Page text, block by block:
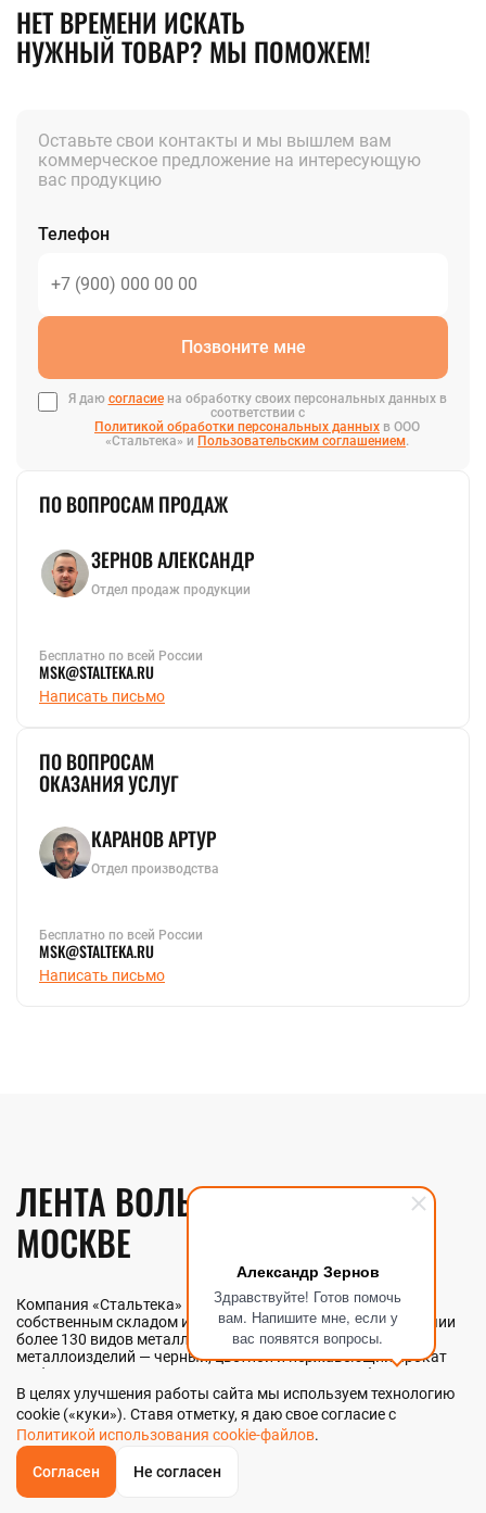
Александр Зернов
Здравствуйте! Готов помочь
вам. Напишите мне, если у
вас появятся вопросы.
ОБРАТНЫЙЗВОНОК
НЕТ ВРЕМЕНИ ИСКАТЬ
НУЖНЫЙ ТОВАР? МЫ ПОМОЖЕМ!
Оставьте свои контакты и мы вышлем вам
коммерческое предложение на интересующую
вас продукцию
Телефон
Позвоните мне
Я даю согласиена обработку своих персональных данных в
соответствии с
Политикой обработки персональных данных в ООО
«Стальтека» и Пользовательским соглашением.
ПО ВОПРОСАМ ПРОДАЖ
ЗЕРНОВ АЛЕКСАНДР
Отдел продаж продукции
Бесплатно по всей России
MSK@STALTEKA.RU
Написать письмо
ПО ВОПРОСАМ
ОКАЗАНИЯ УСЛУГ
КАРАНОВ АРТУР
Отдел производства
Бесплатно по всей России
MSK@STALTEKA.RU
Написать письмо
ЛЕНТА ВОЛЬФРАМОВАЯ В
МОСКВЕ
Компания «Стальтека» — поставщик металлопроката с
собственным складом и производством в Москве. В наличии
более 130 видов металлопроката и 70 наименований
металлоизделий — черный, цветной и нержавеющий прокат
любых типоразмеров. Мы реализуем ленту вольфрамовую как
оптом, так и в розницу прямо со склада из наличия или под
заказ. Контроль качества на всех этапах — от входного
анализа до отгрузки.
НАШИ ПРЕИМУЩЕСТВА
Главная
В целях улучшения работы сайта мы используем технологию
cookie («куки»). Ставя отметку, я даю свое согласие с
Политикой использования cookie-файлов.
Согласен Не согласен